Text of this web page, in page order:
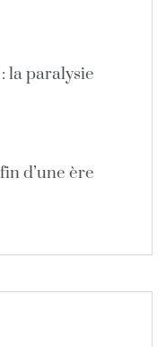
la paralysie
d’une ère